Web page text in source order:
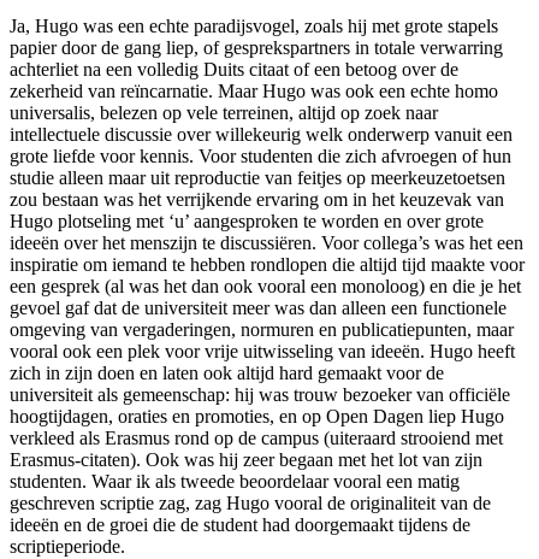
Ja, Hugo was een echte paradijsvogel, zoals hij met grote stapels
papier door de gang liep, of gesprekspartners in totale verwarring
achterliet na een volledig Duits citaat of een betoog over de
zekerheid van reïncarnatie. Maar Hugo was ook een echte homo
universalis, belezen op vele terreinen, altijd op zoek naar
intellectuele discussie over willekeurig welk onderwerp vanuit een
grote liefde voor kennis. Voor studenten die zich afvroegen of hun
studie alleen maar uit reproductie van feitjes op meerkeuzetoetsen
zou bestaan was het verrijkende ervaring om in het keuzevak van
Hugo plotseling met ‘u’ aangesproken te worden en over grote
ideeën over het menszijn te discussiëren. Voor collega’s was het een
inspiratie om iemand te hebben rondlopen die altijd tijd maakte voor
een gesprek (al was het dan ook vooral een monoloog) en die je het
gevoel gaf dat de universiteit meer was dan alleen een functionele
omgeving van vergaderingen, normuren en publicatiepunten, maar
vooral ook een plek voor vrije uitwisseling van ideeën. Hugo heeft
zich in zijn doen en laten ook altijd hard gemaakt voor de
universiteit als gemeenschap: hij was trouw bezoeker van officiële
hoogtijdagen, oraties en promoties, en op Open Dagen liep Hugo
verkleed als Erasmus rond op de campus (uiteraard strooiend met
Erasmus-citaten). Ook was hij zeer begaan met het lot van zijn
studenten. Waar ik als tweede beoordelaar vooral een matig
geschreven scriptie zag, zag Hugo vooral de originaliteit van de
ideeën en de groei die de student had doorgemaakt tijdens de
scriptieperiode.